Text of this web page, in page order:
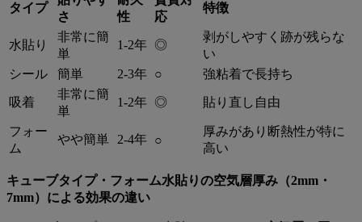
タイプ
さ
性
応
特徴
水貼り
非常に簡
単
1-2年 ◎
剥がしやすく跡が残らな
い
シール
簡単 2-3年 ○ 強粘着で長持ち
吸着
非常に簡
単
1-2年 ◎ 貼り直し自由
フォー
ム
やや簡単 2-4年 ○
厚みがあり断熱性が特に
高い
キューブタイプ・フォーム水貼りの空気層厚み（2mm・
7mm）による効果の違い